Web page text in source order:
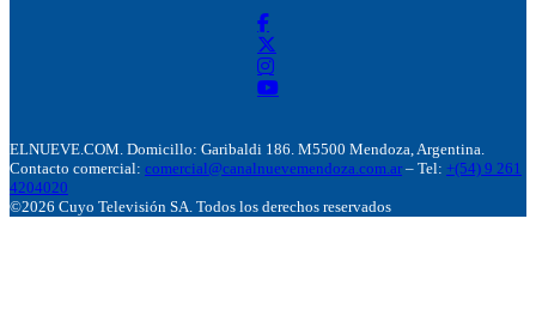
ELNUEVE.COM. Domicillo: Garibaldi 186. M5500 Mendoza, Argentina.
Contacto comercial: comercial@canalnuevemendoza.com.ar – Tel: +(54) 9 261
4204020
©2026 Cuyo Televisión SA. Todos los derechos reservados